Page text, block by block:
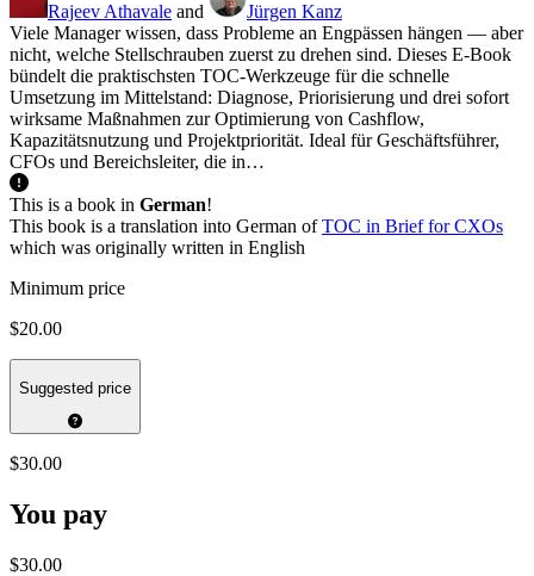
Rajeev Athavale and
Jürgen Kanz
Viele Manager wissen, dass Probleme an Engpässen hängen — aber
nicht, welche Stellschrauben zuerst zu drehen sind. Dieses E‑Book
bündelt die praktischsten TOC‑Werkzeuge für die schnelle
Umsetzung im Mittelstand: Diagnose, Priorisierung und drei sofort
wirksame Maßnahmen zur Optimierung von Cashflow,
Kapazitätsnutzung und Projektpriorität. Ideal für Geschäftsführer,
CFOs und Bereichsleiter, die in…
This is a book in German!
This book is a translation into German ofTOC in Brief for CXOs
which was originally written in English
Minimum price
$20.00
Suggested price
$30.00
You pay
$30.00